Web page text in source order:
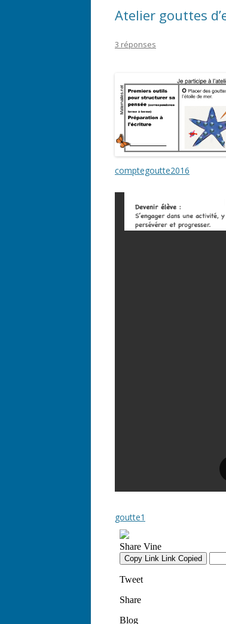
Atelier gouttes
3 réponses
comptegoutte2016
goutte1